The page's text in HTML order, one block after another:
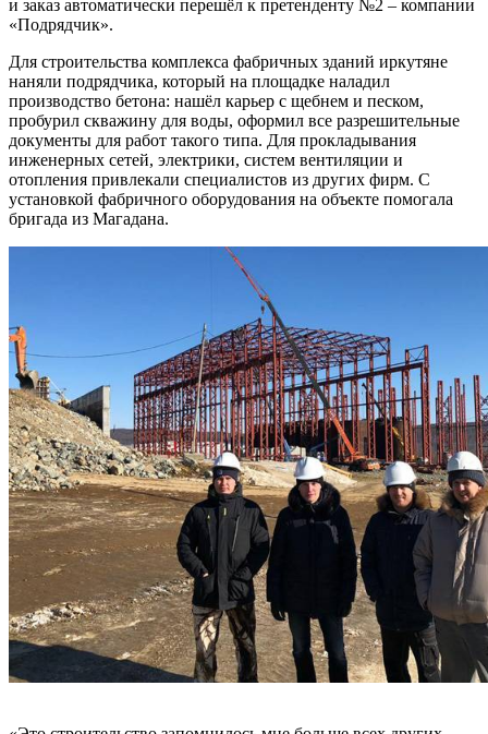
и заказ автоматически перешёл к претенденту №2 – компании
«Подрядчик».
Для строительства комплекса фабричных зданий иркутяне
наняли подрядчика, который на площадке наладил
производство бетона: нашёл карьер с щебнем и песком,
пробурил скважину для воды, оформил все разрешительные
документы для работ такого типа. Для прокладывания
инженерных сетей, электрики, систем вентиляции и
отопления привлекали специалистов из других фирм. С
установкой фабричного оборудования на объекте помогала
бригада из Магадана.